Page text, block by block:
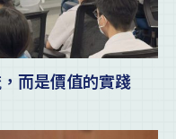
而是價值的實踐